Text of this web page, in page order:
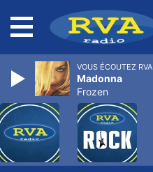
VOUS ÉCOUTEZ RVA
Madonna
Frozen